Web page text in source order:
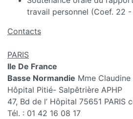
travail personnel (Coef. 22
Contacts
PARIS
Ile De France
Basse Normandie Mme Claudine
Hôpital Pitié- Salpêtrière APHP
47, Bd de l’ Hôpital 75651 PARIS
Tél. : 01 42 16 08 17